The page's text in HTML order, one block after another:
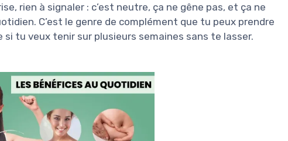
rien à signaler : c’est neutre, ça ne gêne pas, et ça ne
C’est le genre de complément que tu peux prendre
tu veux tenir sur plusieurs semaines sans te lasser.